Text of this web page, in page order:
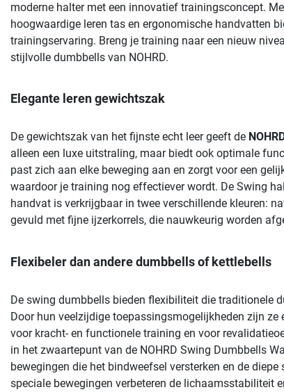
moderne halter met een innovatief trainingsconcept.
hoogwaardige leren tas en ergonomische handvatten
trainingservaring. Breng je training naar een nieuw
stijlvolle dumbbells van NOHRD.
Elegante leren gewichtszak
De gewichtszak van het fijnste echt leer geeft de
alleen een luxe uitstraling, maar biedt ook optimale
past zich aan elke beweging aan en zorgt voor een
waardoor je training nog effectiever wordt. De Swing
handvat is verkrijgbaar in twee verschillende kleuren:
gevuld met fijne ijzerkorrels, die nauwkeurig worden
Flexibeler dan andere dumbbells of kettlebells
De swing dumbbells bieden flexibiliteit die traditionele
Door hun veelzijdige toepassingsmogelijkheden zijn
voor kracht- en functionele training en voor
in het zwaartepunt van de NOHRD Swing Dumbbells
bewegingen die het bindweefsel versterken en de
speciale bewegingen verbeteren de lichaamsstabiliteit